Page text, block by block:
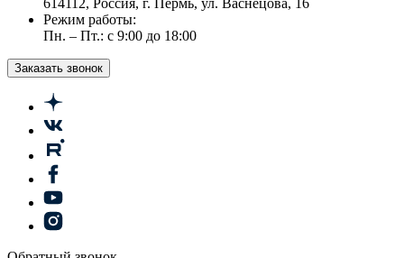
614112, Россия, г. Пермь, ул. Васнецова, 16
Режим работы:
Пн. – Пт.: с 9:00 до 18:00
Заказать звонок